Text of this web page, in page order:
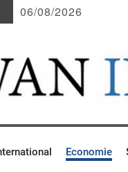
06/08/2026
Economie